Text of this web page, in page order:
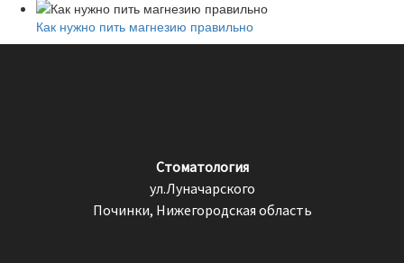
Как нужно пить магнезию правильно
Стоматология
ул.Луначарского
Починки, Нижегородская область